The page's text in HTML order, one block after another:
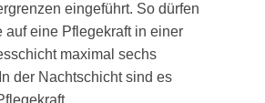
eingeführt. So dürfen
eine Pflegekraft in einer
maximal sechs
der Nachtschicht sind es